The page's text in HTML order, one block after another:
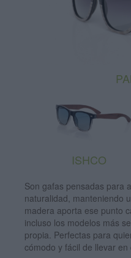
ISHCO
Son gafas pensadas para
naturalidad, manteniendo
madera aporta ese punto
incluso los modelos más
propia. Perfectas para
cómodo y fácil de llevar en